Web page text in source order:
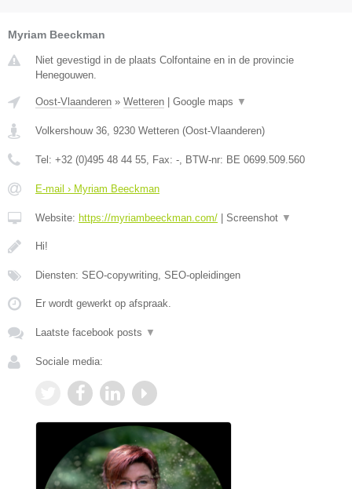
Myriam Beeckman
Niet gevestigd in de plaats Colfontaine en in de provincie
Henegouwen.
Oost-Vlaanderen » Wetteren Google maps ▼
Volkershouw 36 9230 Wetteren (Oost-Vlaanderen)
Tel: +32 (0)495 48 44 55 , Fax: - , BTW-nr: BE 0699.509.560
E-mail › Myriam Beeckman
Website: https://myriambeeckman.com/ Screenshot ▼
Hi!
Diensten: SEO-copywriting, SEO-opleidingen
Er wordt gewerkt op afspraak.
Laatste facebook posts ▼
Sociale media: